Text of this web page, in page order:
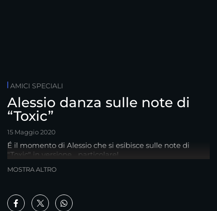
AMICI SPECIALI
Alessio danza sulle note di
“Toxic”
15 Maggio 2020
É il momento di Alessio che si esibisce sulle note di
"Toxic" in versione... particolare!
MOSTRA ALTRO